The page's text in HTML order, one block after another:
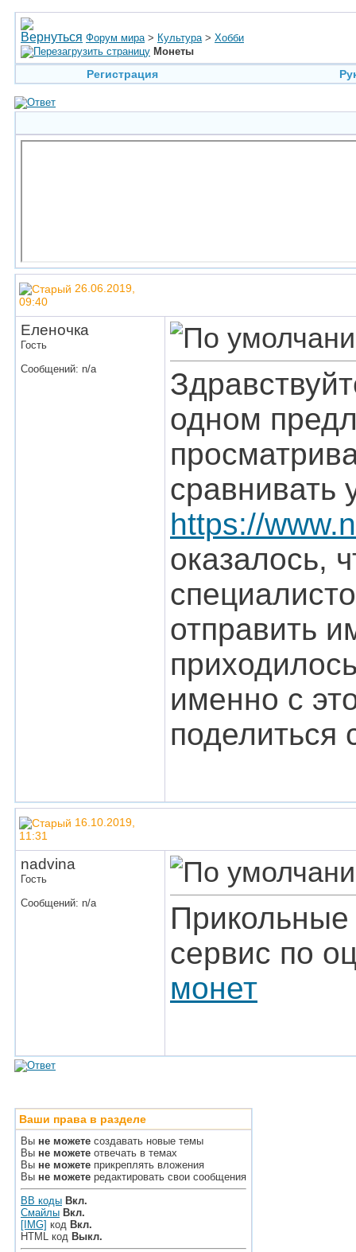
Форум мира > Культура > Хобби
Монеты
Регистрация
26.06.2019,
09:40
Еленочка
Гость
Сообщений: n/a
одном
сравнивать
https://
оказалось,
отправить
именно с
16.10.2019,
11:31
nadvina
Гость
Сообщений: n/a
Прикольные
сервис по
монет
Ваши права в разделе
Вы не можете создавать новые темы
Вы не можете отвечать в темах
Вы не можете прикреплять вложения
Вы не можете редактировать свои сообщения
BB коды Вкл.
Смайлы Вкл.
[IMG] код Вкл.
HTML код Выкл.